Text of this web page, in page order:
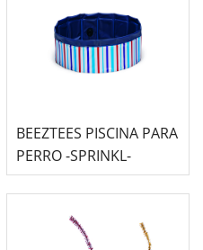
BEEZTEES PISCINA PARA
PERRO -SPRINKL-